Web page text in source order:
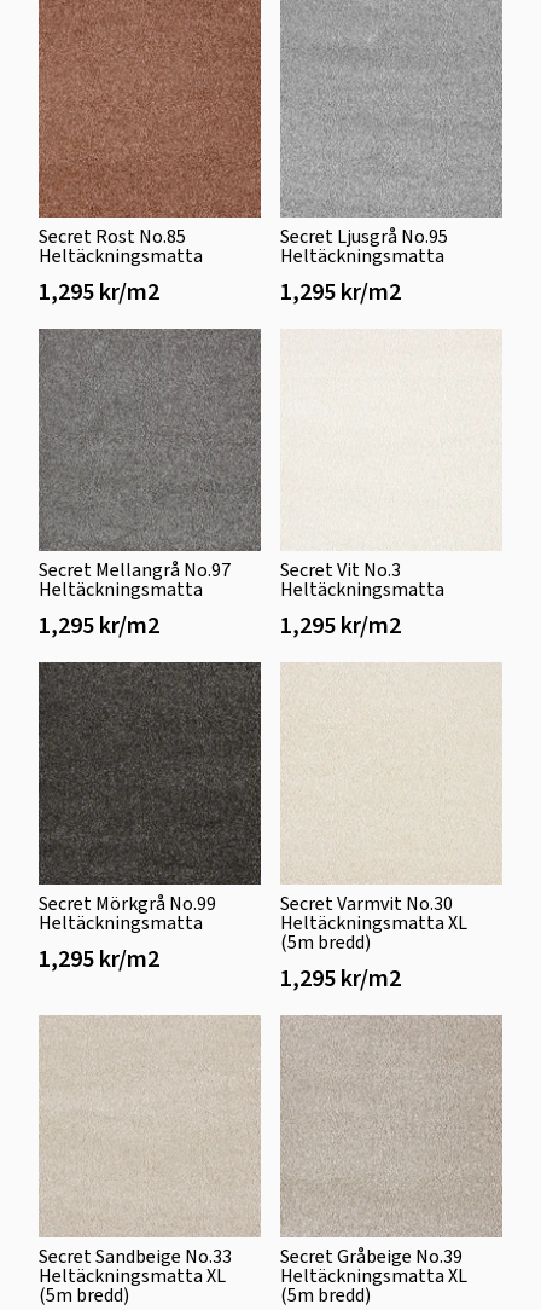
Secret Rost No.85
Heltäckningsmatta
1,295 kr/m2
Secret Ljusgrå No.95
Heltäckningsmatta
1,295 kr/m2
Secret Mellangrå No.97
Heltäckningsmatta
1,295 kr/m2
Secret Vit No.3
Heltäckningsmatta
1,295 kr/m2
Secret Mörkgrå No.99
Heltäckningsmatta
1,295 kr/m2
Secret Varmvit No.30
Heltäckningsmatta XL
(5m bredd)
1,295 kr/m2
Secret Sandbeige No.33
Heltäckningsmatta XL
(5m bredd)
Secret Gråbeige No.39
Heltäckningsmatta XL
(5m bredd)